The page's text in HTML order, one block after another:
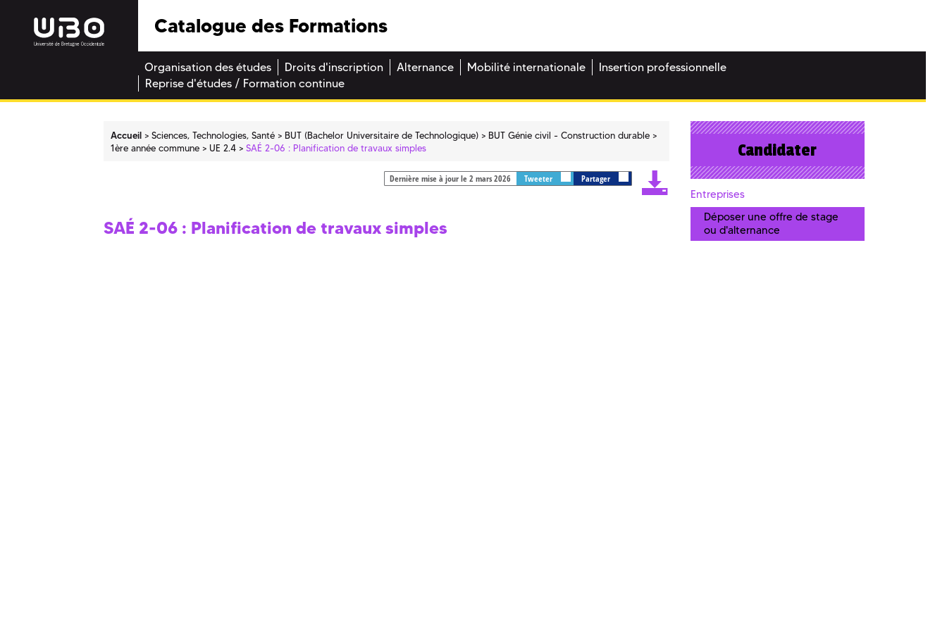
Catalogue des Formations
Organisation des études Droits d'inscription Alternance Mobilité internationale
Insertion professionnelle
Reprise d'études / Formation continue
Accueil Sciences, Technologies, Santé BUT (Bachelor Universitaire de Technologique)
BUT Génie civil - Construction durable
1ère année commune
UE 2.4 SAÉ 2-06 : Planification de travaux simples
Dernière mise à jour le 2 mars 2026 Tweeter Partager
SAÉ 2-06 : Planification de travaux simples
Candidater
Entreprises
Déposer une offre de stage
ou d'alternance